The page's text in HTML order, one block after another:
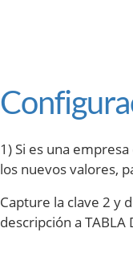
1) Si es una
los nuevos valores,
Capture la clave 2 y
descripción a TABLA